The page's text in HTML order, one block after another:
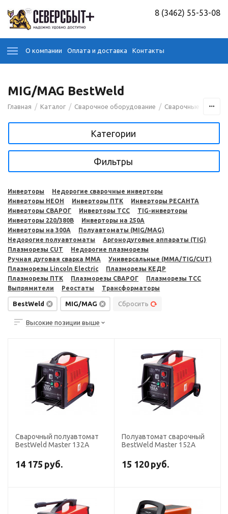
8 (3462) 55-53-08
О компании Оплата и доставка Контакты
MIG/MAG BestWeld
Главная / Каталог / Сварочное оборудование / Сварочные
Категории
Фильтры
Инверторы
Недорогие сварочные инверторы
Инверторы НЕОН
Инверторы ПТК
Инверторы РЕСАНТА
Инверторы СВАРОГ
Инверторы ТСС
TIG-инверторы
Инверторы 220/380В
Инверторы на 250A
Инверторы на 300A
Полуавтоматы (MIG/MAG)
Недорогие полуавтоматы
Аргонодуговые аппараты (TIG)
Плазморезы CUT
Недорогие плазморезы
Ручная дуговая сварка MMA
Универсальные (MMA/TIG/CUT)
Плазморезы Lincoln Electric
Плазморезы КЕДР
Плазморезы ПТК
Плазморезы СВАРОГ
Плазморезы ТСС
Выпрямители
Реостаты Трансформаторы
BestWeld MIG/MAG Сбросить
Высокие позиции выше
Сварочный полуавтомат
BestWeld Master 132А
14 175 руб.
Полуавтомат сварочный
BestWeld Master 152А
15 120 руб.